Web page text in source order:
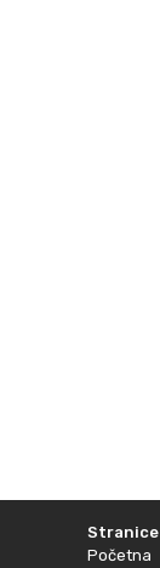
Stranice
Početna